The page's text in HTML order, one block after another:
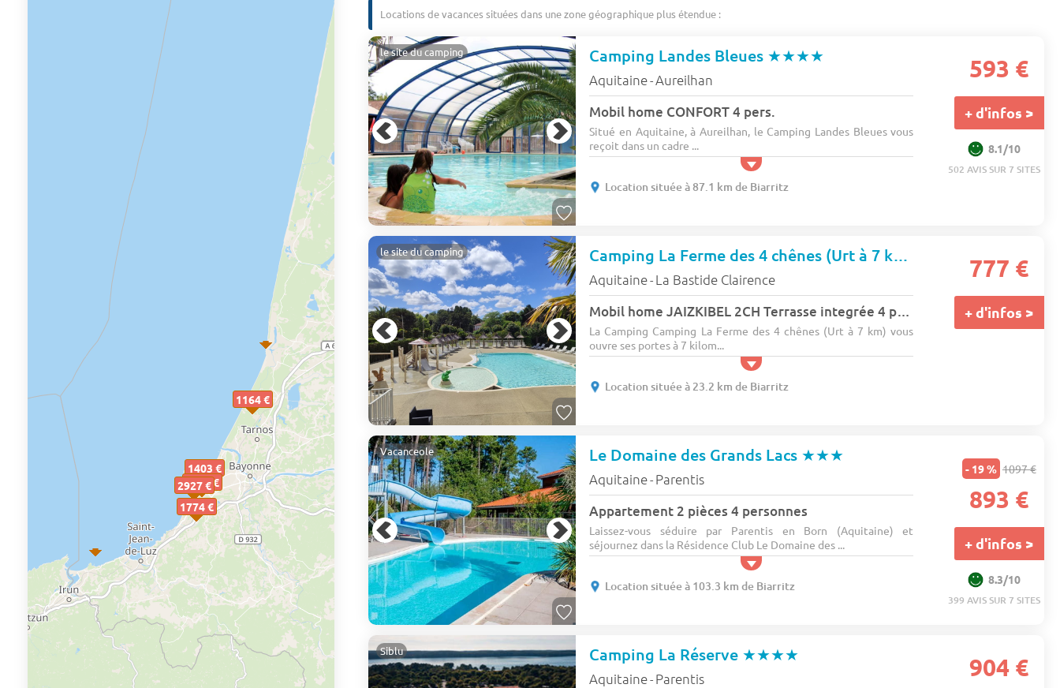
1022 €
1403 €
2927 €
1164 €
1774 €
Locations de vacances situées dans une zone géographique plus étendue :
le site du camping Camping Landes Bleues ★★★★
Aquitaine-Aureilhan
Mobil home CONFORT 4 pers.
Situé en Aquitaine, à Aureilhan, le Camping Landes Bleues vous
reçoit dans un cadre ...
Location située à 87.1 km de Biarritz
593 €
+ d'infos >
8.1/10
502 AVIS SUR 7 SITES
le site du camping Camping La Ferme des 4 chênes (Urt à 7 km)
Aquitaine- La Bastide Clairence
Mobil home JAIZKIBEL 2CH Terrasse integrée 4 pers.
La Camping Camping La Ferme des 4 chênes (Urt à 7 km) vous
ouvre ses portes à 7 kilom...
Location située à 23.2 km de Biarritz
777 €
+ d'infos >
Vacanceole Le Domaine des Grands Lacs ★★★
Aquitaine- Parentis
Appartement 2 pièces 4 personnes
Laissez-vous séduire par Parentis en Born (Aquitaine) et
séjournez dans la Résidence Club Le Domaine des ...
Location située à 103.3 km de Biarritz
- 19 % 1097 €
893 €
+ d'infos >
8.3/10
399 AVIS SUR 7 SITES
Siblu Camping La Réserve ★★★★
Aquitaine- Parentis 904 €